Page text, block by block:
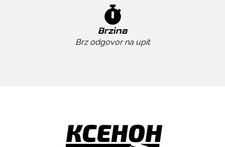
Brzina
Brz odgovor na upit